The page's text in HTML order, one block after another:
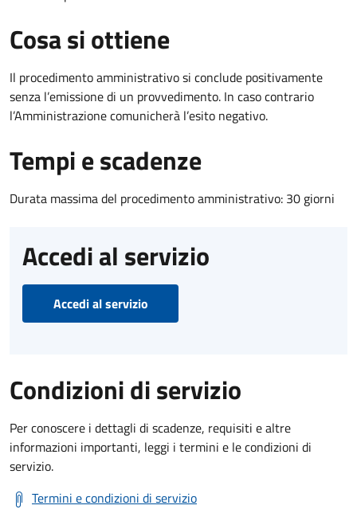
Cosa si ottiene
Il procedimento amministrativo si conclude positivamente
senza l’emissione di un provvedimento. In caso contrario
l’Amministrazione comunicherà l’esito negativo.
Tempi e scadenze
Durata massima del procedimento amministrativo: 30 giorni
Accedi al servizio
Accedi al servizio
Condizioni di servizio
Per conoscere i dettagli di scadenze, requisiti e altre
informazioni importanti, leggi i termini e le condizioni di
servizio.
Termini e condizioni di servizio